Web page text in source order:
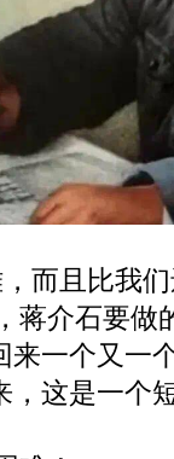
而且比我
蒋介石要做
来一个又一
，这是一个